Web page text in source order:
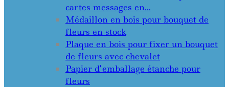
cartes messages en…
Médaillon en bois pour bouquet de
fleurs en stock
Plaque en bois pour fixer un bouquet
de fleurs avec chevalet
Papier d’emballage étanche pour
fleurs